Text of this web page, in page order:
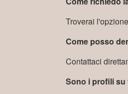
Troverai
Come posso
Contattaci
Sono i profili su